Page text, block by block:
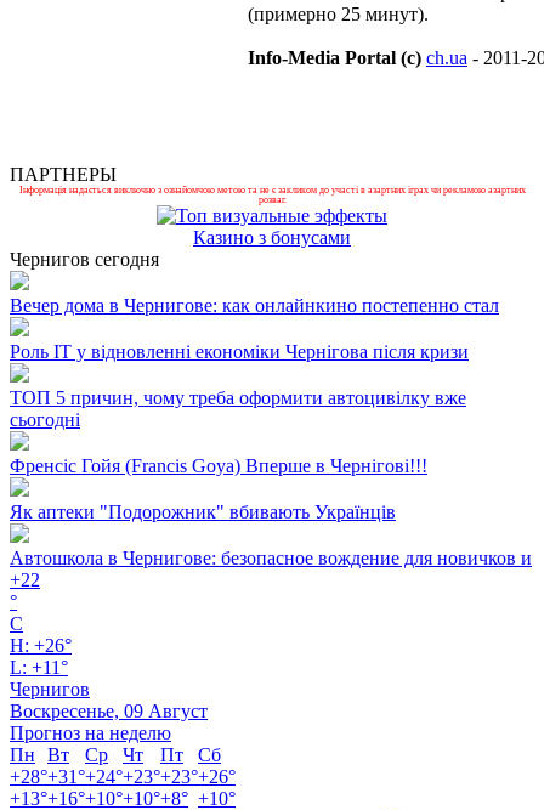
(примерно 25 минут).
Info-Media Portal (c) ch.ua - 2011-
ПАРТНЕРЫ
Інформація надається виключно з ознайомчою метою та не є закликом до участі в азартних іграх чи рекламою азартних
розваг.
Казино з бонусами
Чернигов сегодня
Вечер дома в Чернигове: как онлайнкино постепенно стал
Роль ІТ у відновленні економіки Чернігова після кризи
ТОП 5 причин, чому треба оформити автоцивілку вже
сьогодні
Френсіс Гойя (Francis Goya) Вперше в Чернігові!!!
Як аптеки "Подорожник" вбивають Українців
Автошкола в Чернигове: безопасное вождение для новичков и
+22
°
C
H: +26°
L: +11°
Чернигов
Воскресенье, 09 Август
Прогноз на неделю
Пн
Вт Ср Чт Пт
Сб
+28°+31°+24°+23°+23°+26°
+13°+16°+10°+10°+8° +10°